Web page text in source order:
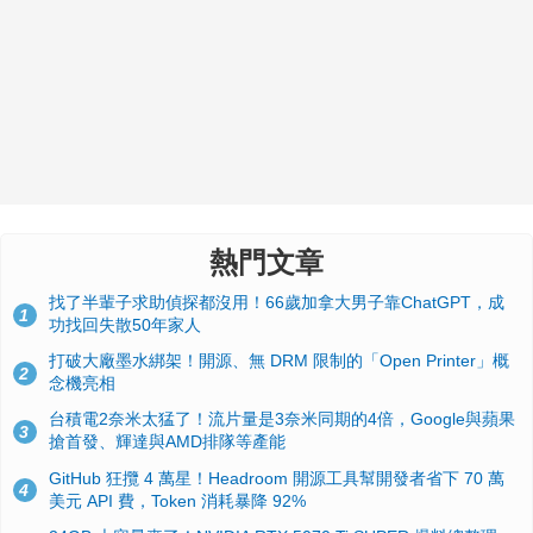
熱門文章
1
找了半輩子求助偵探都沒用！66歲加拿大男子靠ChatGPT，成
功找回失散50年家人
2
打破大廠墨水綁架！開源、無 DRM 限制的「Open Printer」概
念機亮相
3
台積電2奈米太猛了！流片量是3奈米同期的4倍，Google與蘋果
搶首發、輝達與AMD排隊等產能
4
GitHub 狂攬 4 萬星！Headroom 開源工具幫開發者省下 70 萬
美元 API 費，Token 消耗暴降 92%